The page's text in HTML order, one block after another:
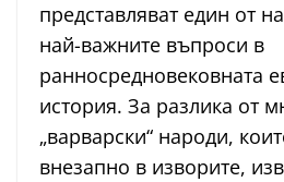
представляват един от
най-важните въпроси в
ранносредновековната
история. За разлика от
„варварски“ народи,
внезапно в изворите,